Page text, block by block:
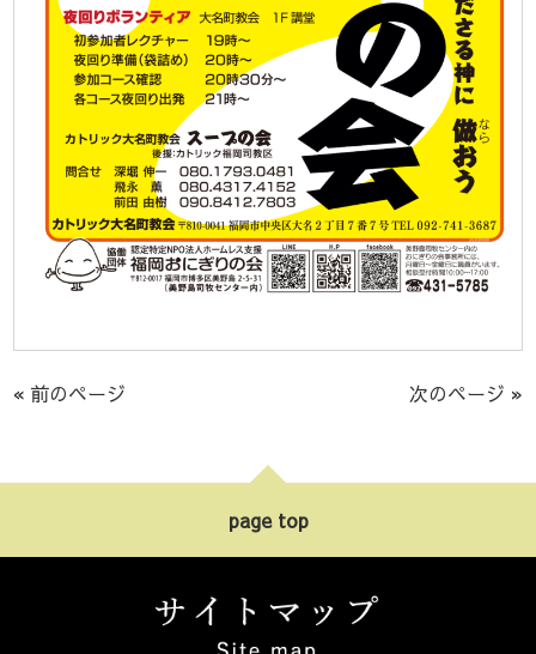
« 前のページ 次のページ »
page top